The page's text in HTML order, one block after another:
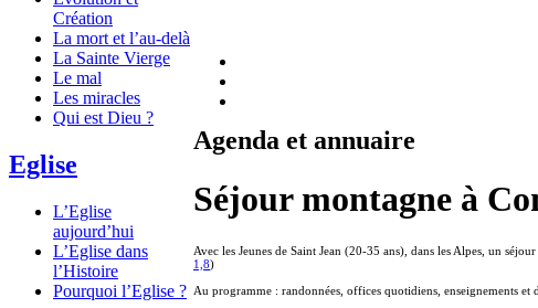
Création
La mort et l’au-delà
La Sainte Vierge
Le mal
Les miracles
Qui est Dieu ?
Eglise
L’Eglise
aujourd’hui
L’Eglise dans
l’Histoire
Pourquoi l’Eglise ?
Agenda et annuaire
Séjour montagne à
Avec les Jeunes de Saint Jean (20-35 ans), dans les Alpes, un
1,8)
Au programme : randonnées, offices quotidiens, enseignements et